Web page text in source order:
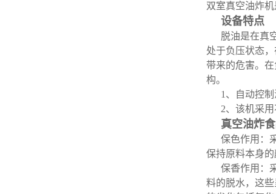
双室真空油炸
设备特点
脱油是在真
处于负压状态
带来的危害。
构。
1、自动控
2、 该机采用
真空油炸
保色作用：
保持原料本身
保香作用：
料的脱水，这